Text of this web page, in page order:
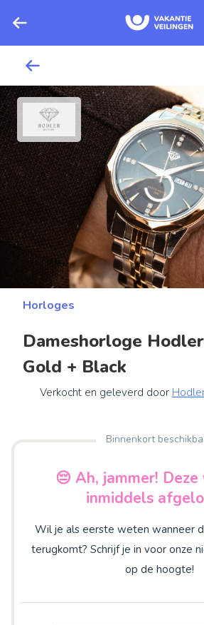
Horloges
Dameshorloge
Gold + Black
Verkocht en geleverd door
Binnenkort
😔 Ah, jammer!
inmiddels
Wil je als eerste weten wanneer
terugkomt? Schrijf je in voor onze
op de hoogte!